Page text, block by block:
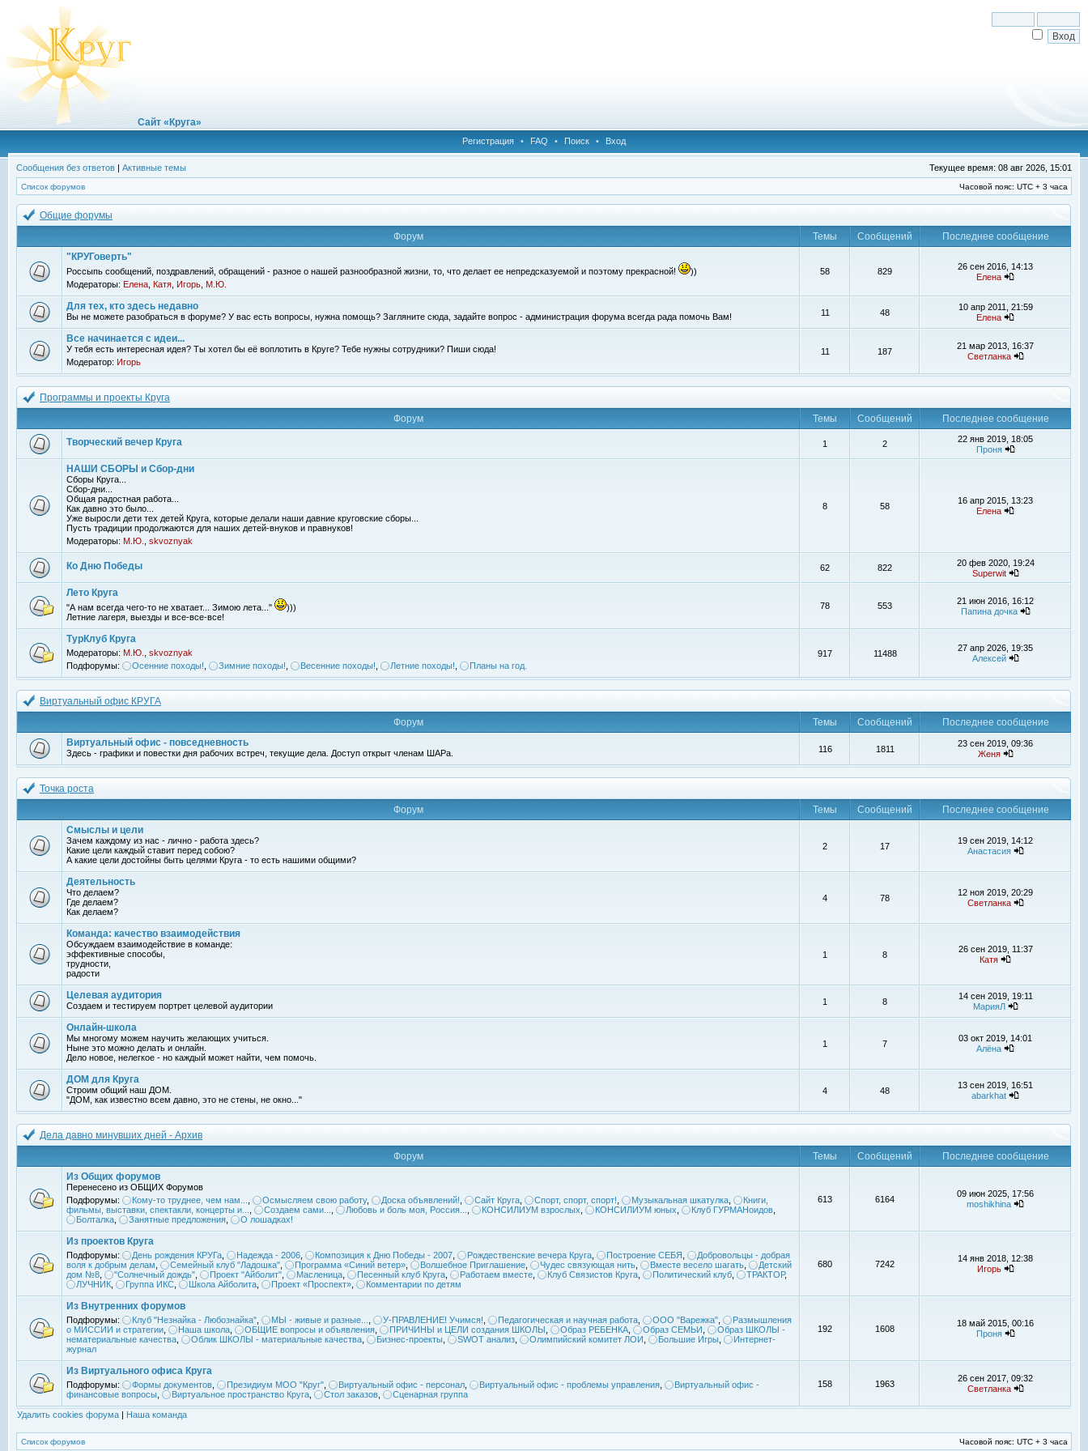
Сайт «Круга»
Регистрация • FAQ • Поиск • Вход
Сообщения без ответов | Активные темы Текущее время: 08 авг 2026, 15:01
Список форумов Часовой пояс: UTC + 3 часа
Общие форумы
Форум
Темы Сообщений
Последнее сообщение
"КРУГоверть"
Россыпь сообщений, поздравлений, обращений - разное о нашей разнообразной жизни, то, что делает ее непредсказуемой и поэтому прекрасной!
))
Модераторы: Елена Катя Игорь М.Ю.
58 829
26 сен 2016, 14:13
Елена
Для тех, кто здесь недавно
Вы не можете разобраться в форуме? У вас есть вопросы, нужна помощь? Загляните сюда, задайте вопрос - администрация форума всегда рада помочь Вам! 11 48
10 апр 2011, 21:59
Елена
Все начинается с идеи...
У тебя есть интересная идея? Ты хотел бы её воплотить в Круге? Тебе нужны сотрудники? Пиши сюда!
Модератор: Игорь
11 187
21 мар 2013, 16:37
Светланка
Программы и проекты Круга
Форум
Темы Сообщений Последнее сообщение
Творческий вечер Круга 1 2
22 янв 2019, 18:05
Проня
НАШИ СБОРЫ и Сбор-дни
Сборы Круга...
Сбор-дни...
Общая радостная работа...
Как давно это было...
Уже выросли дети тех детей Круга, которые делали наши давние круговские сборы...
Пусть традиции продолжаются для наших детей-внуков и правнуков!
Модераторы: М.Ю. skvoznyak
8 58
16 апр 2015, 13:23
Елена
Ко Дню Победы 62 822
20 фев 2020, 19:24
Superwit
Лето Круга
"А нам всегда чего-то не хватает... Зимою лета..."
)))
Летние лагеря, выезды и все-все-все!
78 553
21 июн 2016, 16:12
Папина дочка
ТурКлуб Круга
Модераторы: М.Ю.
skvoznyak
Подфорумы:
Осенние походы! Зимние походы! Весенние походы! Летние походы! Планы на год.
917 11488
27 апр 2026, 19:35
Алексей
Виртуальный офис КРУГА
Форум
Темы Сообщений
Последнее сообщение
Виртуальный офис - повседневность
Здесь - графики и повестки дня рабочих встреч, текущие дела. Доступ открыт членам ШАРа. 116 1811
23 сен 2019, 09:36
Женя
Точка роста
Форум
Темы Сообщений
Последнее сообщение
Смыслы и цели
Зачем каждому из нас - лично - работа здесь?
Какие цели каждый ставит перед собою?
А какие цели достойны быть целями Круга - то есть нашими общими?
2 17
19 сен 2019, 14:12
Анастасия
Деятельность
Что делаем?
Где делаем?
Как делаем?
4 78
12 ноя 2019, 20:29
Светланка
Команда: качество взаимодействия
Обсуждаем взаимодействие в команде:
эффективные способы,
трудности,
радости
1 8
26 сен 2019, 11:37
Катя
Целевая аудитория
Создаем и тестируем портрет целевой аудитории 1 8
14 сен 2019, 19:11
МарияЛ
Онлайн-школа
Мы многому можем научить желающих учиться.
Ныне это можно делать и онлайн.
Дело новое, нелегкое - но каждый может найти, чем помочь.
1 7
03 окт 2019, 14:01
Алёна
ДОМ для Круга
Строим общий наш ДОМ.
"ДОМ, как известно всем давно, это не стены, не окно..."
4 48
13 сен 2019, 16:51
abarkhat
Дела давно минувших дней - Архив
Форум
Темы Сообщений
Последнее сообщение
Из Общих форумов
Перенесено из ОБЩИХ Форумов
Подфорумы:
Кому-то труднее, чем нам... Осмысляем свою работу, Доска объявлений! Сайт Круга Спорт, спорт, спорт! Музыкальная шкатулка
Книги,
фильмы, выставки, спектакли, концерты и...
Создаем сами... Любовь и боль моя, Россия... КОНСИЛИУМ взрослых КОНСИЛИУМ юных Клуб ГУРМАНоидов
Болталка
Занятные предложения О лошадках!
613 6164
09 июн 2025, 17:56
moshikhina
Из проектов Круга
Подфорумы: День рождения КРУГа Надежда - 2006 Композиция к Дню Победы - 2007 Рождественские вечера Круга Построение СЕБЯ
Добровольцы - добрая
воля к добрым делам
Семейный клуб "Ладошка" Программа «Синий ветер» Волшебное Приглашение Чудес связующая нить Вместе весело шагать
Детский
дом №8
"Солнечный дождь" Проект "Айболит" Масленица Песенный клуб Круга Работаем вместе Клуб Связистов Круга Политический клуб ТРАКТОР,
ЛУЧНИК
Группа ИКС Школа Айболита Проект «Проспект» Комментарии по детям
680 7242
14 янв 2018, 12:38
Игорь
Из Внутренних форумов
Подфорумы: Клуб "Незнайка - Любознайка" МЫ - живые и разные... У-ПРАВЛЕНИЕ! Учимся! Педагогическая и научная работа ООО "Варежка"
Размышления
о МИССИИ и стратегии
Наша школа ОБЩИЕ вопросы и объявления ПРИЧИНЫ и ЦЕЛИ создания ШКОЛЫ Образ РЕБЕНКА Образ СЕМЬИ
Образ ШКОЛЫ -
нематериальные качества
Облик ШКОЛЫ - материальные качества Бизнес-проекты SWOT анализ Олимпийский комитет ЛОИ Большие Игры
Интернет-
журнал
192 1608
18 май 2015, 00:16
Проня
Из Виртуального офиса Круга
Подфорумы: Формы документов Президиум МОО "Круг" Виртуальный офис - персонал Виртуальный офис - проблемы управления
Виртуальный офис -
финансовые вопросы
Виртуальное пространство Круга Стол заказов Сценарная группа
158 1963
26 сен 2017, 09:32
Светланка
Удалить cookies форума | Наша команда
Список форумов Часовой пояс: UTC + 3 часа